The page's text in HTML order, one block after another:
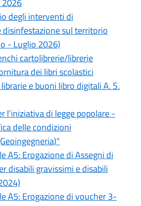
degli interventi di
disinfestazione sul territorio
- Luglio 2026)
cartolibrerie/librerie
dei libri scolastici
e buoni libro digitali A. S.
l'iniziativa di legge popolare -
delle condizioni
A5: Erogazione di Assegni di
disabili gravissimi e disabili
A5: Erogazione di voucher 3-